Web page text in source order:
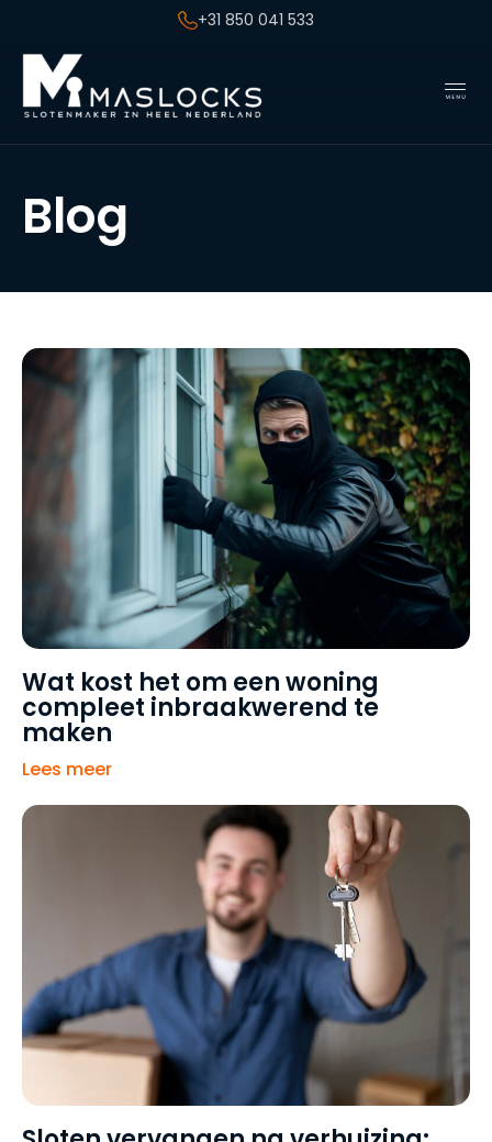
+31 850 041 533
Blog
Wat kost het om een woning
compleet inbraakwerend te
maken
Lees meer